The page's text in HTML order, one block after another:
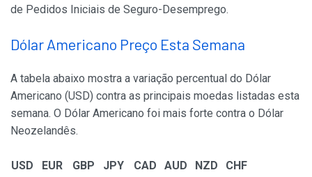
de Pedidos Iniciais de Seguro-Desemprego.
Dólar Americano Preço Esta Semana
A tabela abaixo mostra a variação percentual do Dólar
Americano (USD) contra as principais moedas listadas esta
semana. O Dólar Americano foi mais forte contra o Dólar
Neozelandês.
USD EUR GBP JPY CAD AUD NZD
CHF